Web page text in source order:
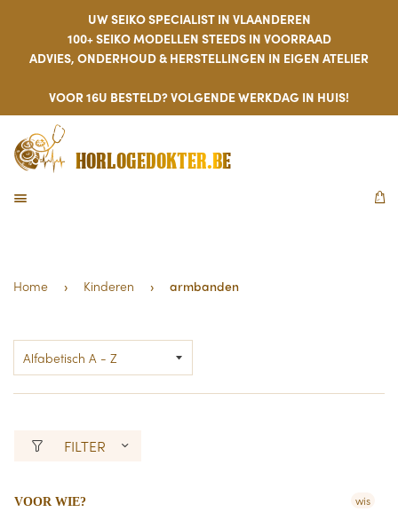
UW SEIKO SPECIALIST IN VLAANDEREN
100+ SEIKO MODELLEN STEEDS IN VOORRAAD
ADVIES, ONDERHOUD & HERSTELLINGEN IN EIGEN ATELIER
VOOR 16U BESTELD? VOLGENDE WERKDAG IN HUIS!
HORLOGEDOKTER.BE
Home › Kinderen › armbanden
FILTER
VOOR WIE? wis